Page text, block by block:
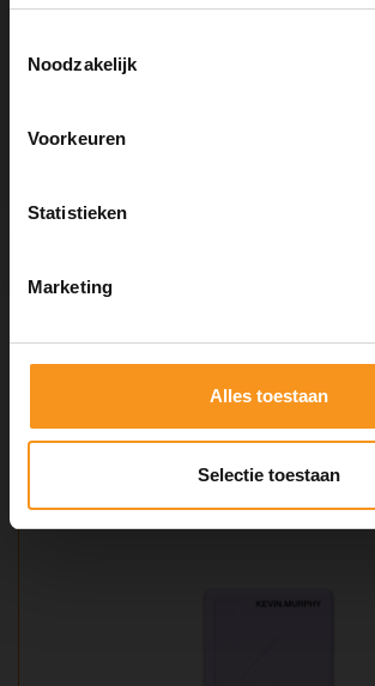
Noodzakelijk
Voorkeuren
Statistieken
Marketing
Alles toestaan
Selectie toestaan
KEVIN MURPHY ANGEL
€29,50
BEKIJKEN
en ontvang direct